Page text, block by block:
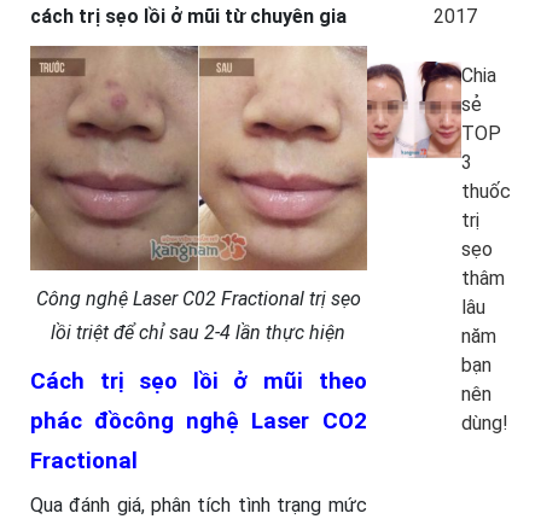
cách trị sẹo lồi ở mũi từ chuyên gia
Công nghệ Laser C02 Fractional trị sẹo
lồi triệt để chỉ sau 2-4 lần thực hiện
Cách trị sẹo lồi ở mũi theo
phác đồcông nghệ Laser CO2
Fractional
Qua đánh giá, phân tích tình trạng mức
2017
Chia
sẻ
TOP
3
thuốc
trị
sẹo
thâm
lâu
năm
bạn
nên
dùng!